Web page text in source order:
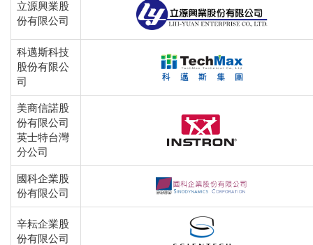
立源興業股
份有限公司
科邁斯科技
股份有限公
司
美商信諾股
份有限公司
英士特台灣
分公司
國科企業股
份有限公司
辛耘企業股
份有限公司